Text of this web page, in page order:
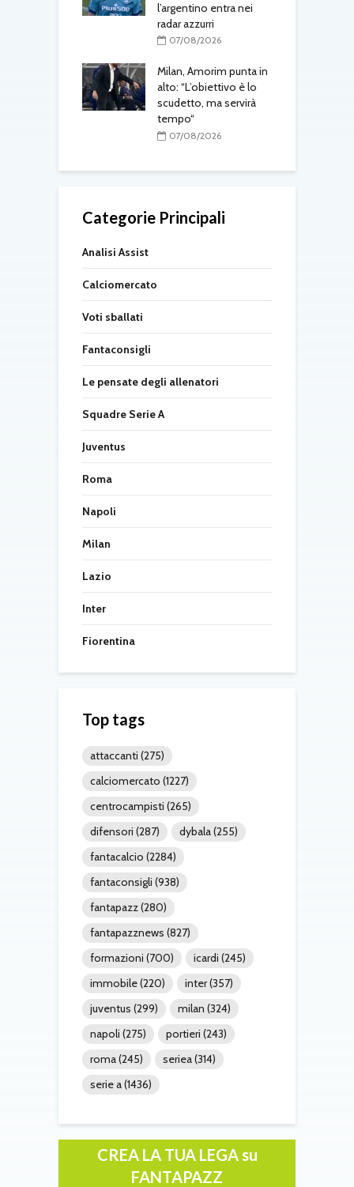
l’argentino entra nei
radar azzurri
07/08/2026
Milan, Amorim punta in
alto: “L’obiettivo è lo
scudetto, ma servirà
tempo“
07/08/2026
Categorie Principali
Analisi Assist
Calciomercato
Voti sballati
Fantaconsigli
Le pensate degli allenatori
Squadre Serie A
Juventus
Roma
Napoli
Milan
Lazio
Inter
Fiorentina
Top tags
attaccanti (275)
calciomercato (1227)
centrocampisti (265)
difensori (287) dybala(255)
fantacalcio (2284)
fantaconsigli (938)
fantapazz(280)
fantapazznews (827)
formazioni (700) icardi (245)
immobile(220) inter(357)
juventus (299) milan (324)
napoli (275) portieri (243)
roma(245) seriea(314)
serie a(1436)
CREA LA TUA LEGA su
FANTAPAZZ